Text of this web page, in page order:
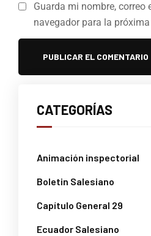
Guarda mi nombre, correo
navegador para la
CATEGORÍAS
Animación inspectorial
Boletin Salesiano
Capítulo General 29
Ecuador Salesiano